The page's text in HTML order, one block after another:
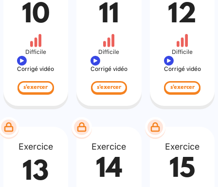
10
Difficile
Corrigé vidéo
s'exercer
11
Difficile
Corrigé vidéo
s'exercer
12
Difficile
Corrigé vidéo
s'exercer
Exercice
13
Exercice
14
Exercice
15